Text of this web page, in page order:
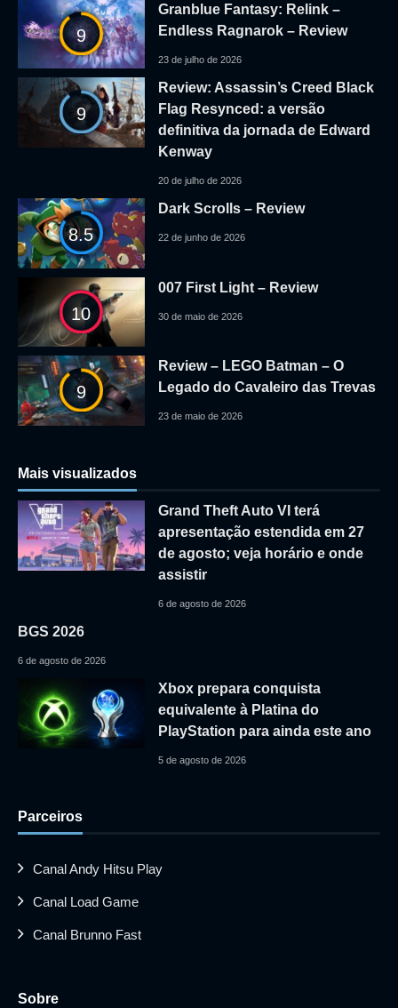
9
Granblue Fantasy: Relink –
Endless Ragnarok – Review
23 de julho de 2026
9
Review: Assassin’s Creed Black
Flag Resynced: a versão
definitiva da jornada de Edward
Kenway
20 de julho de 2026
8.5
Dark Scrolls – Review
22 de junho de 2026
10
007 First Light – Review
30 de maio de 2026
9
Review – LEGO Batman – O
Legado do Cavaleiro das Trevas
23 de maio de 2026
Mais visualizados
Grand Theft Auto VI terá
apresentação estendida em 27
de agosto; veja horário e onde
assistir
6 de agosto de 2026
BGS 2026
6 de agosto de 2026
Xbox prepara conquista
equivalente à Platina do
PlayStation para ainda este ano
5 de agosto de 2026
Parceiros
Canal Andy Hitsu Play
Canal Load Game
Canal Brunno Fast
Sobre